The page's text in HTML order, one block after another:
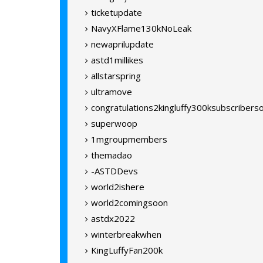
ticketupdate
NavyXFlame130kNoLeak
newaprilupdate
astd1millikes
allstarspring
ultramove
superwoop
1mgroupmembers
themadao
-ASTDDevs
world2ishere
world2comingsoon
astdx2022
winterbreakwhen
KingLuffyFan200k